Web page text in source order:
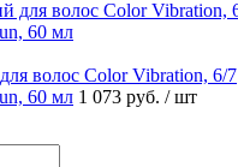
волос Color Vibration, 6/7
60 мл 1 073 руб. / шт